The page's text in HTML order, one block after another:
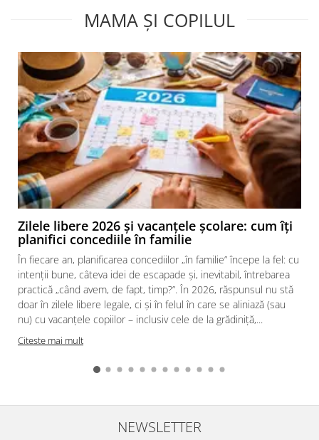
MAMA ȘI COPILUL
Zilele libere 2026 și vacanțele școlare: cum îți
planifici concediile în familie
În fiecare an, planificarea concediilor „în familie” începe la fel: cu
intenții bune, câteva idei de escapade și, inevitabil, întrebarea
practică „când avem, de fapt, timp?”. În 2026, răspunsul nu stă
doar în zilele libere legale, ci și în felul în care se aliniază (sau
nu) cu vacanțele copiilor – inclusiv cele de la grădiniță,...
Citeste mai mult
NEWSLETTER